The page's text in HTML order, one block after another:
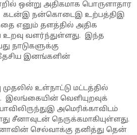
ஒன்று அதிகமாக பொருளாதார
கடன்இ நன்கொடைஇ உற்பத்திஇ
எனும் தளத்தில் அதிக
உறவு வளர்ந்துள்ளது. இந்த
நாடுகளுக்கு
இனங்களின்
முதலில் உள்நாட்டு மட்டத்தில்
இலங்கையின் வெளியுறவுக்
அமெரிக்காவிடம்
சீனாவுடன் நெருக்கமாகியுள்ளது.
செல்வாக்கு தனித்து தென்